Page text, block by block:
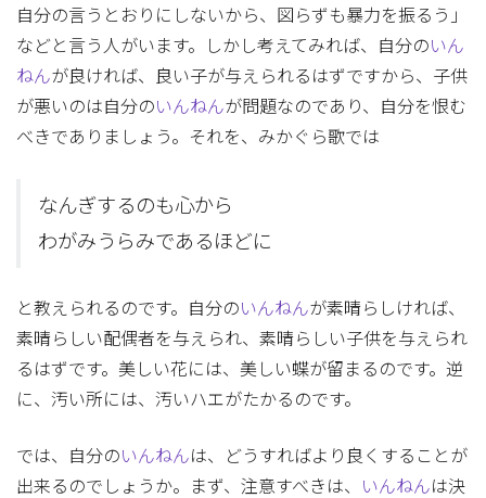
自分の言うとおりにしないから、図らずも暴力を振るう」
などと言う人がいます。しかし考えてみれば、自分のいん
ねんが良ければ、良い子が与えられるはずですから、子供
が悪いのは自分のいんねんが問題なのであり、自分を恨む
べきでありましょう。それを、みかぐら歌では
なんぎするのも心から
わがみうらみであるほどに
と教えられるのです。自分のいんねんが素晴らしければ、
素晴らしい配偶者を与えられ、素晴らしい子供を与えられ
るはずです。美しい花には、美しい蝶が留まるのです。逆
に、汚い所には、汚いハエがたかるのです。
では、自分のいんねんは、どうすればより良くすることが
出来るのでしょうか。まず、注意すべきは、
いんねんは決